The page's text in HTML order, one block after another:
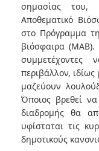
σημασίας του,
Αποθεματικό
στο Πρόγραμμα
βιόσφαιρα
περιβάλλον,
μαζεύουν
Όποιος βρεθεί
διαδρομής θα
υφίσταται τις
δημοτικούς